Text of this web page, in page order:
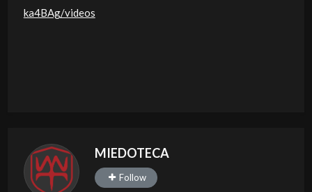
ka4BAg/videos
MIEDOTECA
Follow